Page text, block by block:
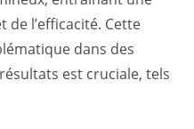
l’efficacité. Cette
dans des
est cruciale, tels